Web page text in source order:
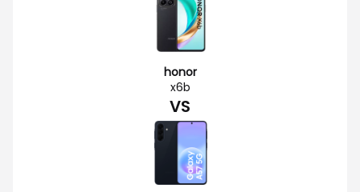
honor
x6b
VS